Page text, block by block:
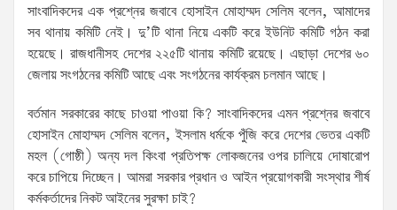
সাংবাদিকদের এক প্রশ্নের জবাবে হোসাইন মোহাম্মদ সেলিম বলেন, আমাদের
সব থানায় কমিটি নেই। দু’টি থানা নিয়ে একটি করে ইউনিট কমিটি গঠন করা
হয়েছে। রাজধানীসহ দেশের ২২৫টি থানায় কমিটি রয়েছে। এছাড়া দেশের ৬০
জেলায় সংগঠনের কমিটি আছে এবং সংগঠনের কার্যক্রম চলমান আছে।
বর্তমান সরকারের কাছে চাওয়া পাওয়া কি? সাংবাদিকদের এমন প্রশ্নের জবাবে
হোসাইন মোহাম্মদ সেলিম বলেন, ইসলাম ধর্মকে পুঁজি করে দেশের ভেতর একটি
মহল (গোষ্ঠী) অন্য দল কিংবা প্রতিপক্ষ লোকজনের ওপর চালিয়ে দোষারোপ
করে চাপিয়ে দিচ্ছেন। আমরা সরকার প্রধান ও আইন প্রয়োগকারী সংস্থার শীর্ষ
কর্মকর্তাদের নিকট আইনের সুরক্ষা চাই?